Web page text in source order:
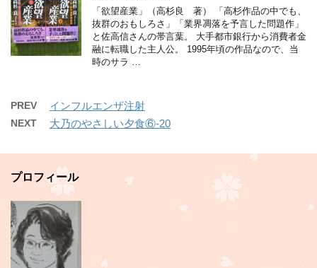
「欲望産業」（高杉良 著） 「高杉作品の中でも、
抜群のおもしろさ」「業界凋落を予言した問題作」
と佐高信さんの帯言葉。 大手都市銀行から消費者金
融に転職した主人公。 1995年頃の作品なので、当
時のサラ …
PREV インフルエンザ注射
NEXT 大乃のやさしい夕食⑥-20
プロフィール